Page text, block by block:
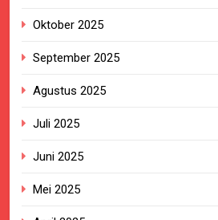
Oktober 2025
September 2025
Agustus 2025
Juli 2025
Juni 2025
Mei 2025